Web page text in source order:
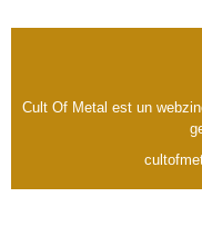
Cult Of Metal est un